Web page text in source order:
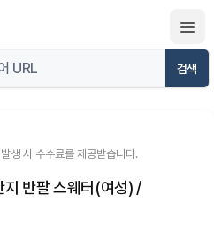
검색
생 시 수수료를 제공받습니다.
반팔 스웨터(여성) /